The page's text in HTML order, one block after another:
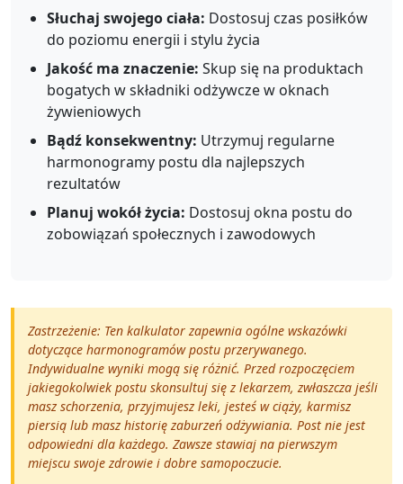
Słuchaj swojego ciała: Dostosuj czas posiłków
do poziomu energii i stylu życia
Jakość ma znaczenie: Skup się na produktach
bogatych w składniki odżywcze w oknach
żywieniowych
Bądź konsekwentny: Utrzymuj regularne
harmonogramy postu dla najlepszych
rezultatów
Planuj wokół życia: Dostosuj okna postu do
zobowiązań społecznych i zawodowych
Zastrzeżenie: Ten kalkulator zapewnia ogólne wskazówki
dotyczące harmonogramów postu przerywanego.
Indywidualne wyniki mogą się różnić. Przed rozpoczęciem
jakiegokolwiek postu skonsultuj się z lekarzem, zwłaszcza jeśli
masz schorzenia, przyjmujesz leki, jesteś w ciąży, karmisz
piersią lub masz historię zaburzeń odżywiania. Post nie jest
odpowiedni dla każdego. Zawsze stawiaj na pierwszym
miejscu swoje zdrowie i dobre samopoczucie.